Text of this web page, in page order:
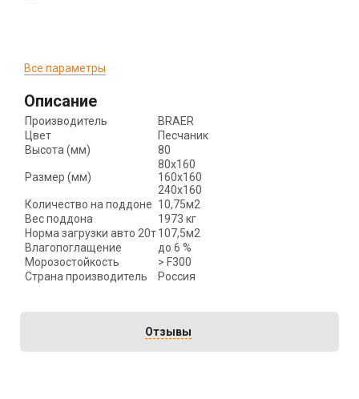
Все параметры
Описание
Производитель
BRAER
Цвет
Песчаник
Высота (мм)
80
Размер (мм)
80х160
160х160
240х160
Количество на поддоне 10,75м2
Вес поддона
1973 кг
Норма загрузки авто 20т107,5м2
Влагопоглащение
до 6 %
Морозостойкость
> F300
Страна производитель
Россия
Отзывы